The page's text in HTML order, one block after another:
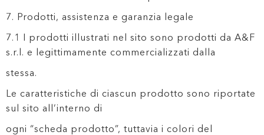
7. Prodotti, assistenza e garanzia legale
7.1 I prodotti illustrati nel sito sono prodotti da A&F
s.r.l. e legittimamente commercializzati dalla
stessa.
Le caratteristiche di ciascun prodotto sono riportate
sul sito all’interno di
ogni “scheda prodotto”, tuttavia i colori del